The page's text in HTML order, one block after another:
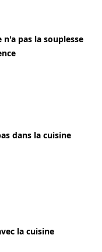
pas la souplesse
dans la cuisine
la cuisine